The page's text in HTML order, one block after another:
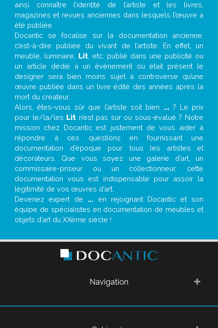
ainsi connaître l’identité de l’artiste et les livres,
magazines et revues anciennes dans lesquels l’œuvre a
été publiée.
Docantic se focalise sur la documentation ancienne,
c’est-à-dire publiée du vivant de l’artiste. En effet, un
meuble, luminaire, Lit , etc. publié dans une publicité ou
un article dédié à un évènement où était présent le
designer sera bien moins sujet à controverse qu’une
œuvre publiée dans un livre édité des années après la
mort du créateur.
Alors, êtes-vous sûr que l’artiste soit bien ...? Le prix
pour le/la/les Lit n’est pas sur ou sous-évalué ? Notre
mission chez Docantic est justement de vous aider à
répondre à ces questions en fournissant une
documentation d’époque pour tous les artistes et
décorateurs. Que vous soyez une galerie d’art, un
commissaire-priseur ou un collectionneur, cette
documentation vous est indispensable pour assoir la
légitimité de vos œuvres d’art.
Devenez expert de ... en rejoignant Docantic et son
équipe de spécialistes en documentation de meubles et
objets d’art du XXème siècle !
Navigation